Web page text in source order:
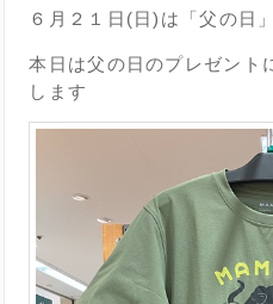
６月２１日(日)は「父の日
本日は父の日のプレゼント
します